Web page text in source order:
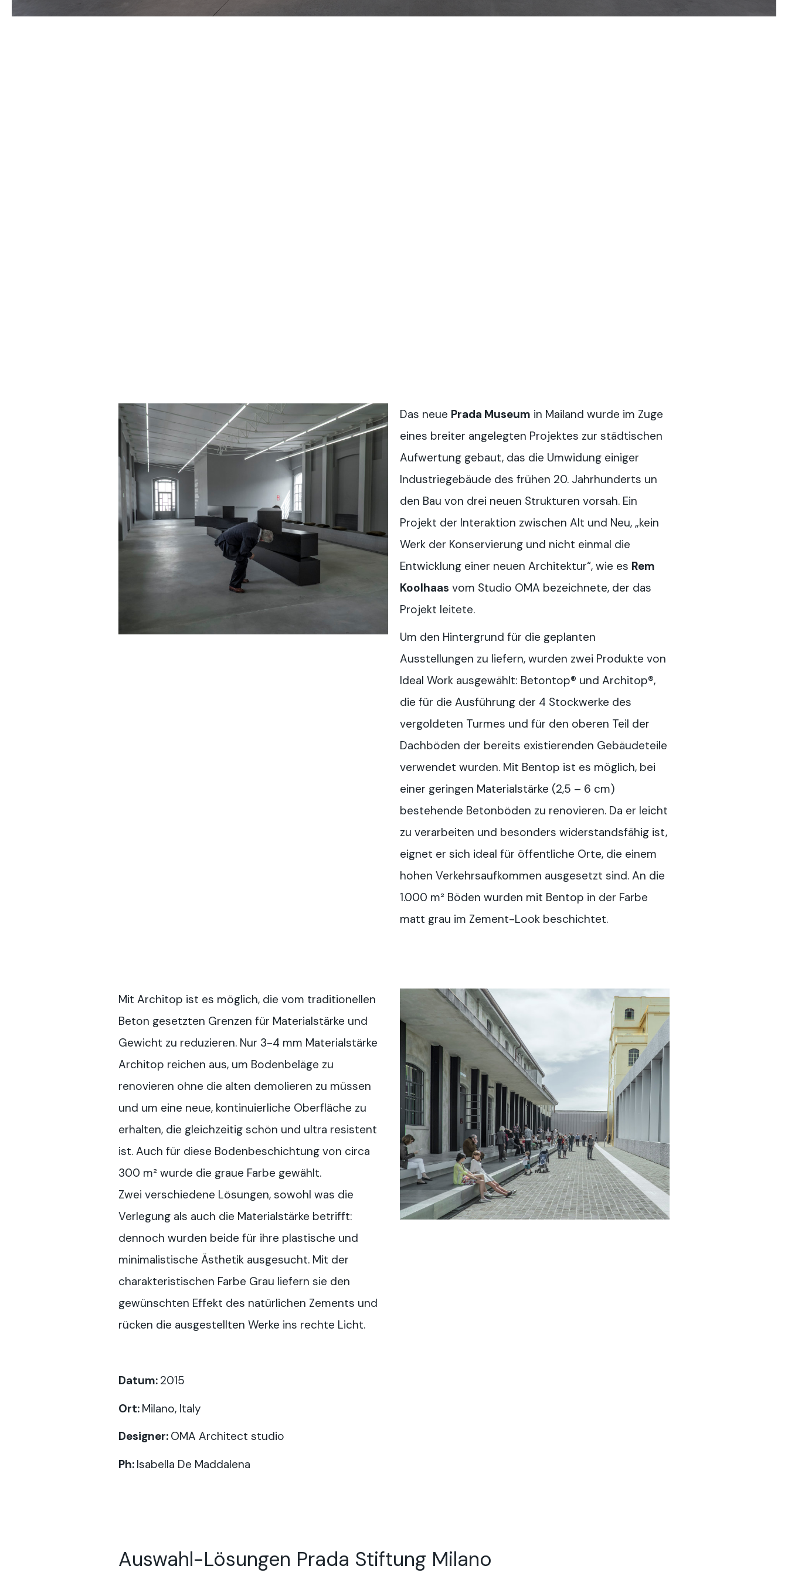
Das neue Prada Museum in Mailand wurde im Zuge
eines breiter angelegten Projektes zur städtischen
Aufwertung gebaut, das die Umwidung einiger
Industriegebäude des frühen 20. Jahrhunderts un
den Bau von drei neuen Strukturen vorsah. Ein
Projekt der Interaktion zwischen Alt und Neu, „kein
Werk der Konservierung und nicht einmal die
Entwicklung einer neuen Architektur“, wie es Rem
Koolhaas vom Studio OMA bezeichnete, der das
Projekt leitete.
Um den Hintergrund für die geplanten
Ausstellungen zu liefern, wurden zwei Produkte von
Ideal Work ausgewählt: Betontop® und Architop®,
die für die Ausführung der 4 Stockwerke des
vergoldeten Turmes und für den oberen Teil der
Dachböden der bereits existierenden Gebäudeteile
verwendet wurden. Mit Bentop ist es möglich, bei
einer geringen Materialstärke (2,5 – 6 cm)
bestehende Betonböden zu renovieren. Da er leicht
zu verarbeiten und besonders widerstandsfähig ist,
eignet er sich ideal für öffentliche Orte, die einem
hohen Verkehrsaufkommen ausgesetzt sind. An die
1.000 m² Böden wurden mit Bentop in der Farbe
matt grau im Zement-Look beschichtet.
Mit Architop ist es möglich, die vom traditionellen
Beton gesetzten Grenzen für Materialstärke und
Gewicht zu reduzieren. Nur 3-4 mm Materialstärke
Architop reichen aus, um Bodenbeläge zu
renovieren ohne die alten demolieren zu müssen
und um eine neue, kontinuierliche Oberfläche zu
erhalten, die gleichzeitig schön und ultra resistent
ist. Auch für diese Bodenbeschichtung von circa
300 m² wurde die graue Farbe gewählt.
Zwei verschiedene Lösungen, sowohl was die
Verlegung als auch die Materialstärke betrifft:
dennoch wurden beide für ihre plastische und
minimalistische Ästhetik ausgesucht. Mit der
charakteristischen Farbe Grau liefern sie den
gewünschten Effekt des natürlichen Zements und
rücken die ausgestellten Werke ins rechte Licht.
Datum: 2015
Ort: Milano, Italy
Designer: OMA Architect studio
Ph: Isabella De Maddalena
Auswahl-Lösungen Prada Stiftung Milano